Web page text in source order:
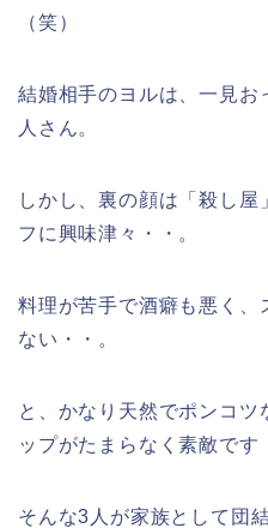
（笑）
結婚相手のヨルは、一見お
人さん。
しかし、裏の顔は「殺し屋
フに興味津々・・。
料理が苦手で酒癖も悪く、
ない・・。
と、かなり天然でポンコツ
ップがたまらなく素敵です
そんな3人が家族として団